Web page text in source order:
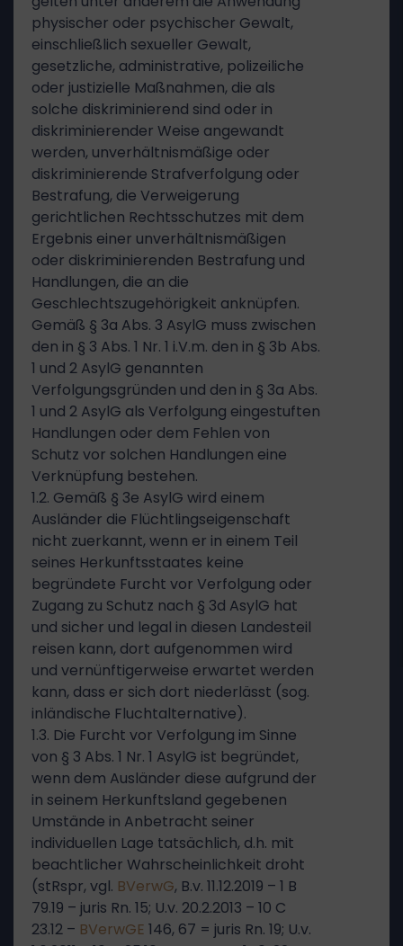
physischer oder psychischer Gewalt,
einschließlich sexueller Gewalt,
gesetzliche, administrative, polizeiliche
oder justizielle Maßnahmen, die als
solche diskriminierend sind oder in
diskriminierender Weise angewandt
werden, unverhältnismäßige oder
diskriminierende Strafverfolgung oder
Bestrafung, die Verweigerung
gerichtlichen Rechtsschutzes mit dem
Ergebnis einer unverhältnismäßigen
oder diskriminierenden Bestrafung und
Handlungen, die an die
Geschlechtszugehörigkeit anknüpfen.
Gemäß § 3a Abs. 3 AsylG muss zwischen
den in § 3 Abs. 1 Nr. 1 i.V.m. den in § 3b Abs.
1 und 2 AsylG genannten
Verfolgungsgründen und den in § 3a Abs.
1 und 2 AsylG als Verfolgung eingestuften
Handlungen oder dem Fehlen von
Schutz vor solchen Handlungen eine
Verknüpfung bestehen.
1.2. Gemäß § 3e AsylG wird einem
Ausländer die Flüchtlingseigenschaft
nicht zuerkannt, wenn er in einem Teil
seines Herkunftsstaates keine
begründete Furcht vor Verfolgung oder
Zugang zu Schutz nach § 3d AsylG hat
und sicher und legal in diesen Landesteil
reisen kann, dort aufgenommen wird
und vernünftigerweise erwartet werden
kann, dass er sich dort niederlässt (sog.
inländische Fluchtalternative).
1.3. Die Furcht vor Verfolgung im Sinne
von § 3 Abs. 1 Nr. 1 AsylG ist begründet,
wenn dem Ausländer diese aufgrund der
in seinem Herkunftsland gegebenen
Umstände in Anbetracht seiner
individuellen Lage tatsächlich, d.h. mit
beachtlicher Wahrscheinlichkeit droht
(stRspr, vgl. BVerwG, B.v. 11.12.2019 – 1 B
79.19 – juris Rn. 15; U.v. 20.2.2013 – 10 C
23.12 – BVerwGE 146, 67 = juris Rn. 19; U.v.